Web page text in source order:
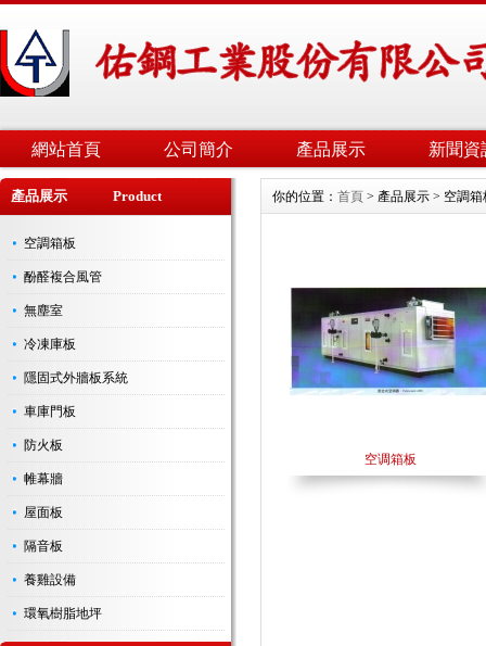
網站首頁 公司簡介 產品展示 新聞資
產品展示 Product
空調箱板
酚醛複合風管
無塵室
冷凍庫板
隱固式外牆板系統
車庫門板
防火板
帷幕牆
屋面板
隔音板
養雞設備
環氧樹脂地坪
你的位置： 首頁 > 產品展示 > 空調箱
空调箱板